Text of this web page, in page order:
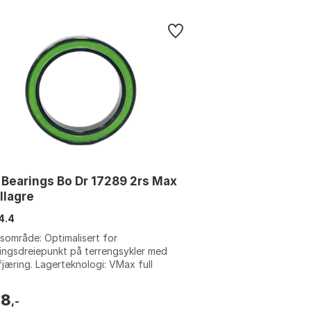
Bearings Bo Dr 17289 2rs Max
Optimalisert for
på terrengsykler med
Lagerteknologi: VMax full
,-